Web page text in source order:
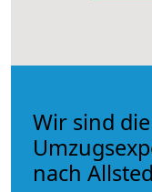
Wir sind
nach